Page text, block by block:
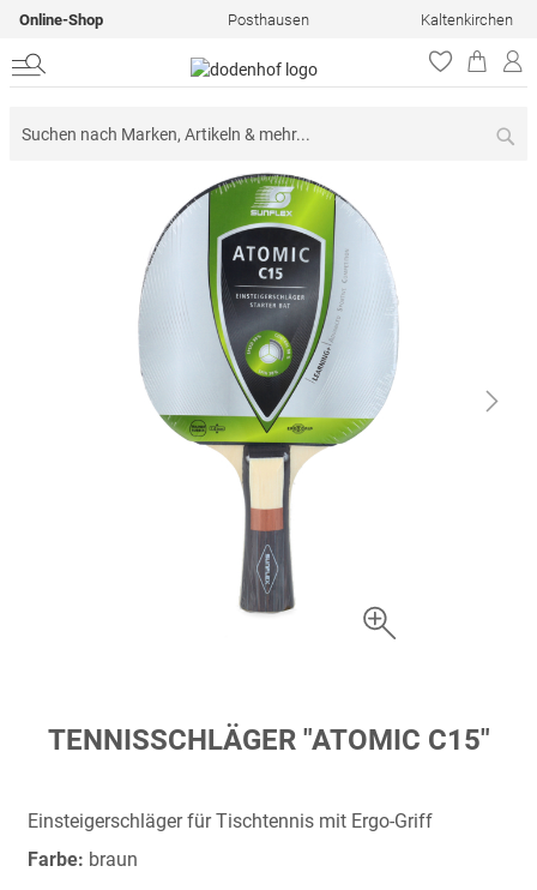
Online-Shop Posthausen Kaltenkirchen
Zum
Anfang
springen
TENNISSCHLÄGER "ATOMIC C15"
Einsteigerschläger für Tischtennis mit Ergo-Griff
Farbe: braun